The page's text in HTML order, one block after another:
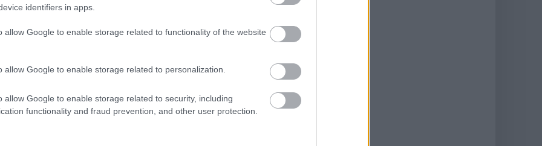
identifiers in apps.
allow Google to enable storage related to functionality of the website
allow Google to enable storage related to personalization.
allow Google to enable storage related to security, including
functionality and fraud prevention, and other user protection.
is.
igazi coming of age sztori lesz, amelynek
Bowent (Olivia Holt) és Tyrone Johnsont (Aubrey
együtt nőnek fel, de nem merik megosztani azt
producerei pedig a Luke Cage és Iron Fist
Nézzétek meg a Cloak & Dagger legújabb és